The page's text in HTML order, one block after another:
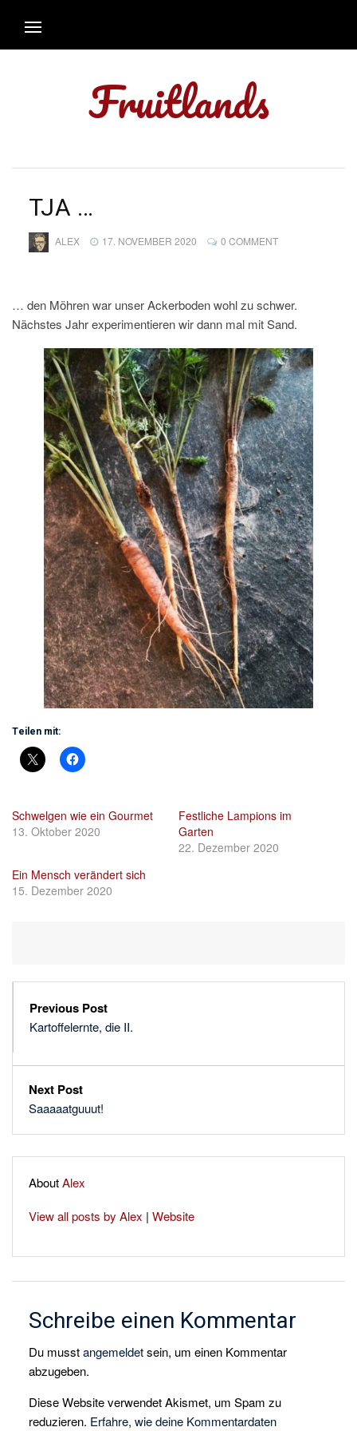
Fruitlands
TJA …
ALEX 17. NOVEMBER 2020 0 COMMENT
… den Möhren war unser Ackerboden wohl zu schwer.
Nächstes Jahr experimentieren wir dann mal mit Sand.
Teilen mit:
Schwelgen wie ein Gourmet
13. Oktober 2020
Festliche Lampions im
Garten
22. Dezember 2020
Ein Mensch verändert sich
15. Dezember 2020
Previous Post
Kartoffelernte, die II.
Next Post
Saaaaatguuut!
AboutAlex
View all posts by Alex | Website
Schreibe einen Kommentar
Du musstangemeldetsein, um einen Kommentar
abzugeben.
Diese Website verwendet Akismet, um Spam zu
reduzieren. Erfahre, wie deine Kommentardaten